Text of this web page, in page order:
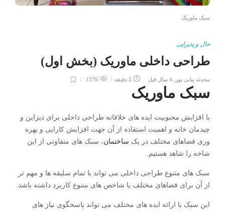
سبک ماوریک
حال و پذیرایی
طراحی داخلی ماوریک (بخش اول)
محدثه بیانی پور 4 سال قبل 2 دقیقه 1376
سبک ماوریک
با افزایش محبوبیت ایده های خلاقانه طراحی داخلی برای دیزاین و
چیدمان خانه و اهمیت استفاده از آن جهت افزایش کارایی و بهره
وری فضاهای مختلف در یک ساختمان، سبک های متفاوتی از این
شاخه را شاهد هستیم.
سبک های متنوع طراحی داخلی می تواند با تمام سلیقه ها و مهم تر
از آن برای فضاهای مختلف یا شاخص های متنوع کاربرد داشته باشد.
این سبک با ارائه ایده های مختلف می تواند پاسخگوی نیاز های